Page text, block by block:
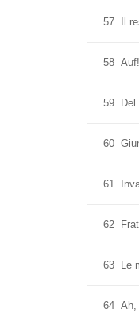
57 Il
58
59
60
61
62
63 Le
64 Ah,